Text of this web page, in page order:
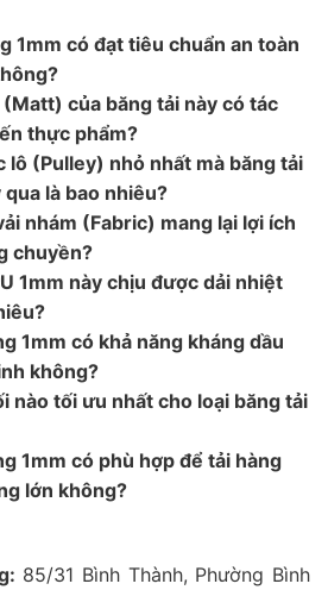
1mm có đạt tiêu chuẩn an toàn
của băng tải này có tác
thực phẩm?
(Pulley) nhỏ nhất mà băng tải
là bao nhiêu?
nhám (Fabric) mang lại lợi ích
chuyền?
1mm này chịu được dải nhiệt
1mm có khả năng kháng dầu
không?
nào tối ưu nhất cho loại băng tải
1mm có phù hợp để tải hàng
lớn không?
85/31 Bình Thành, Phường Bình